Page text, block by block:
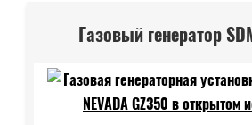
Газовый генератор